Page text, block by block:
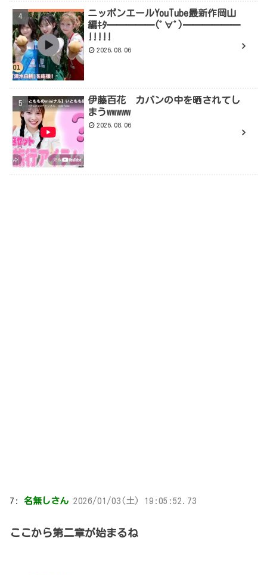
ニッポンエールYouTube最新作岡山
編ｷﾀ━━━━━(ﾟ∀ﾟ)━━━━━━
!!!!!
2026.08.06
伊藤百花 カバンの中を晒されてし
まうwwwww
2026.08.06
7: 名無しさん 2026/01/03(土) 19:05:52.73
ここから第二章が始まるね